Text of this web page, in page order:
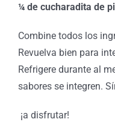
¼ de cucharadita de
Combine todos los
Revuelva bien para
Refrigere durante al
sabores se integren.
¡a disfrutar!